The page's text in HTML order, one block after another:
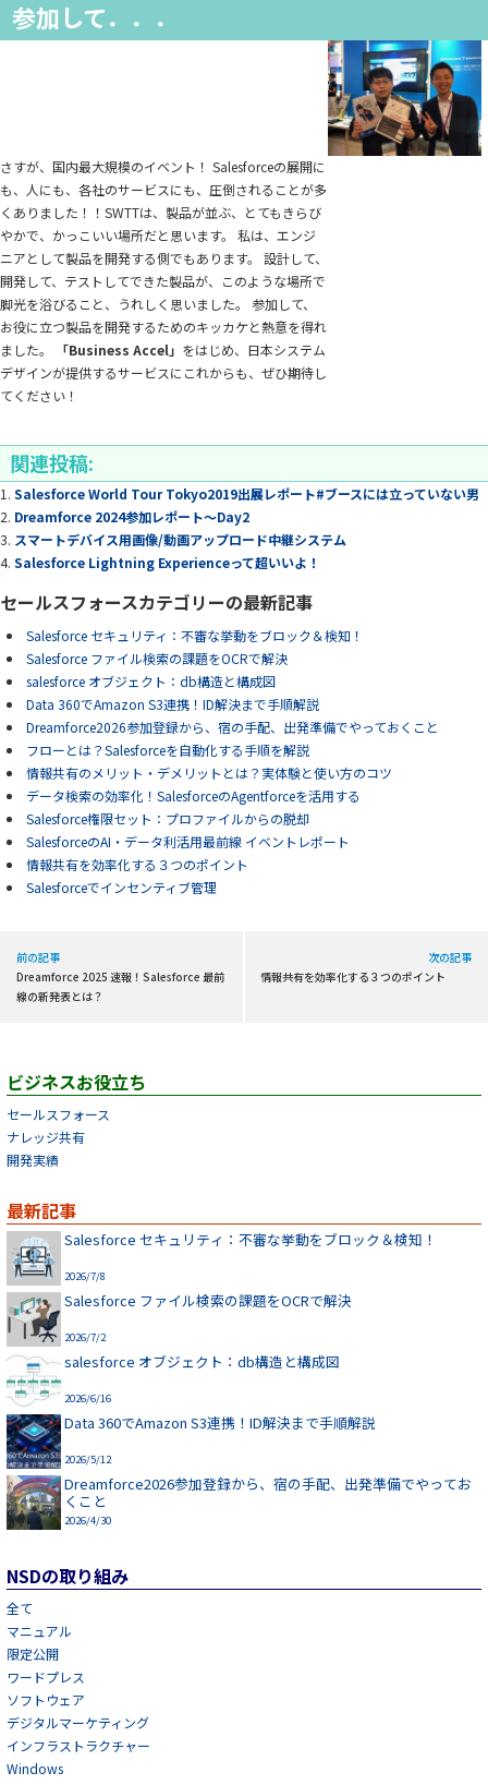
参加して．．．
さすが、国内最大規模のイベント！ Salesforceの展開に
も、人にも、各社のサービスにも、圧倒されることが多
くありました！！SWTTは、製品が並ぶ、とてもきらび
やかで、かっこいい場所だと思います。 私は、エンジ
ニアとして製品を開発する側でもあります。 設計して、
開発して、テストしてできた製品が、このような場所で
脚光を浴びること、うれしく思いました。 参加して、
お役に立つ製品を開発するためのキッカケと熱意を得れ
ました。
「Business Accel」 をはじめ、日本システム
デザインが提供するサービスにこれからも、ぜひ期待し
てください！
関連投稿:
Salesforce World Tour Tokyo2019出展レポート#ブースには立っていない男
Dreamforce 2024参加レポート～Day2
スマートデバイス用画像/動画アップロード中継システム
Salesforce Lightning Experienceって超いいよ！
セールスフォースカテゴリーの最新記事
Salesforce セキュリティ：不審な挙動をブロック＆検知！
Salesforce ファイル検索の課題をOCRで解決
salesforce オブジェクト：db構造と構成図
Data 360でAmazon S3連携！ID解決まで手順解説
Dreamforce2026参加登録から、宿の手配、出発準備でやっておくこと
フローとは？Salesforceを自動化する手順を解説
情報共有のメリット・デメリットとは？実体験と使い方のコツ
データ検索の効率化！SalesforceのAgentforceを活用する
Salesforce権限セット：プロファイルからの脱却
SalesforceのAI・データ利活用最前線 イベントレポート
情報共有を効率化する３つのポイント
Salesforceでインセンティブ管理
前の記事
Dreamforce 2025 速報！Salesforce 最前
線の新発表とは？
次の記事
情報共有を効率化する３つのポイント
ビジネスお役立ち
セールスフォース
ナレッジ共有
開発実績
最新記事
Salesforce セキュリティ：不審な挙動をブロック＆検知！
2026/7/8
Salesforce ファイル検索の課題をOCRで解決
2026/7/2
salesforce オブジェクト：db構造と構成図
2026/6/16
Data 360でAmazon S3連携！ID解決まで手順解説
2026/5/12
Dreamforce2026参加登録から、宿の手配、出発準備でやってお
くこと
2026/4/30
NSDの取り組み
全て
マニュアル
限定公開
ワードプレス
ソフトウェア
デジタルマーケティング
インフラストラクチャー
Windows